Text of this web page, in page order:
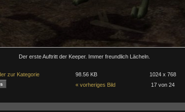
Der erste Auftritt der Keeper. Immer freundlich Lächeln.
zur Kategorie 98.56 KB 1024 x 768
« vorheriges Bild 17 von 24